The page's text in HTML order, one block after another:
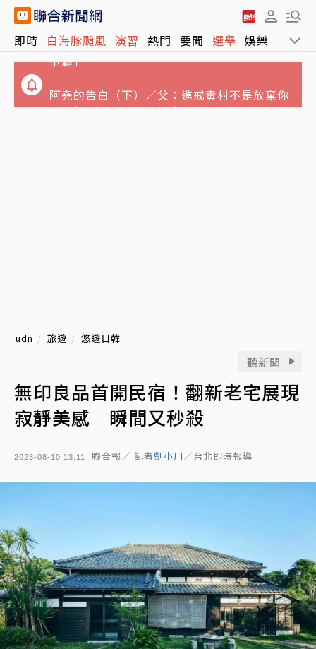
即時 白海豚颱風 演習 熱門 要聞 選舉 娛樂 運動
爭霸」
是我們選擇不再一起沉沒
udn 旅遊 悠遊日韓
聽新聞
無印良品首開民宿！翻新老宅展現
寂靜美感 瞬間又秒殺
2023-08-10 13:11 聯合報／ 記者劉小川／台北即時報導